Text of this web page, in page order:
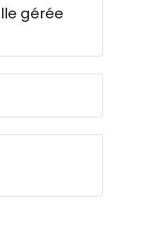
gérée